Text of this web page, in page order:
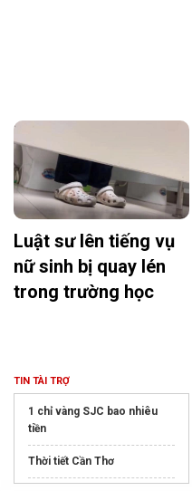
Luật sư lên tiếng vụ
nữ sinh bị quay lén
trong trường học
TIN TÀI TRỢ
1 chỉ vàng SJC bao nhiêu
tiền
Thời tiết Cần Thơ